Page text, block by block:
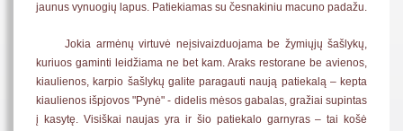
jaunus vynuogių lapus. Patiekiamas su česnakiniu macuno padažu.
Jokia armėnų virtuvė neįsivaizduojama be žymiųjų šašlykų,
kuriuos gaminti leidžiama ne bet kam. Araks restorane be avienos,
kiaulienos, karpio šašlykų galite paragauti naują patiekalą – kepta
kiaulienos išpjovos "Pynė" - didelis mėsos gabalas, gražiai supintas
į kasytę. Visiškai naujas yra ir šio patiekalo garnyras – tai košė